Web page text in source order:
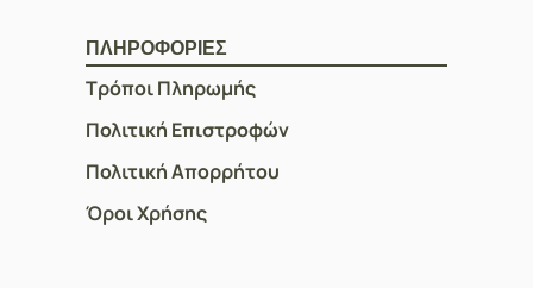
ΠΛΗΡΟΦΟΡΙΕΣ
Τρόποι Πληρωμής
Πολιτική Επιστροφών
Πολιτική Απορρήτου
Όροι Χρήσης